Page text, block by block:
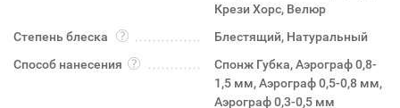
Крези Хорс, Велюр
Степень блеска
Блестящий, Натуральный
Способ нанесения
Спонж Губка, Аэрограф 0,8-
1,5 мм, Аэрограф 0,5-0,8 мм,
Аэрограф 0,3-0,5 мм